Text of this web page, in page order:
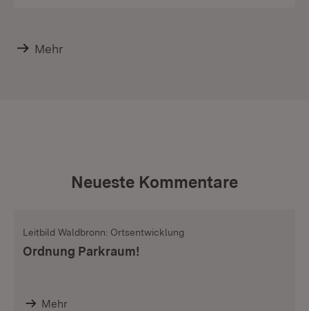
Mehr
Neueste Kommentare
Leitbild Waldbronn: Ortsentwicklung
Ordnung Parkraum!
Mehr